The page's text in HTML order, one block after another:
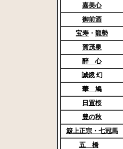
嘉美心
御前酒
宝寿 ・ 龍勢
賀茂泉
醉 心
誠鏡 幻
華 鳩
日置桜
豊の秋
簸上正宗・七冠馬
五 橋